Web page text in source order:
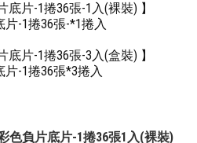
底片-1捲36張-1入(裸裝) 】
片-1捲36張-*1捲入
底片-1捲36張-3入(盒裝) 】
片-1捲36張*3捲入
色負片底片-1捲36張1入(裸裝)